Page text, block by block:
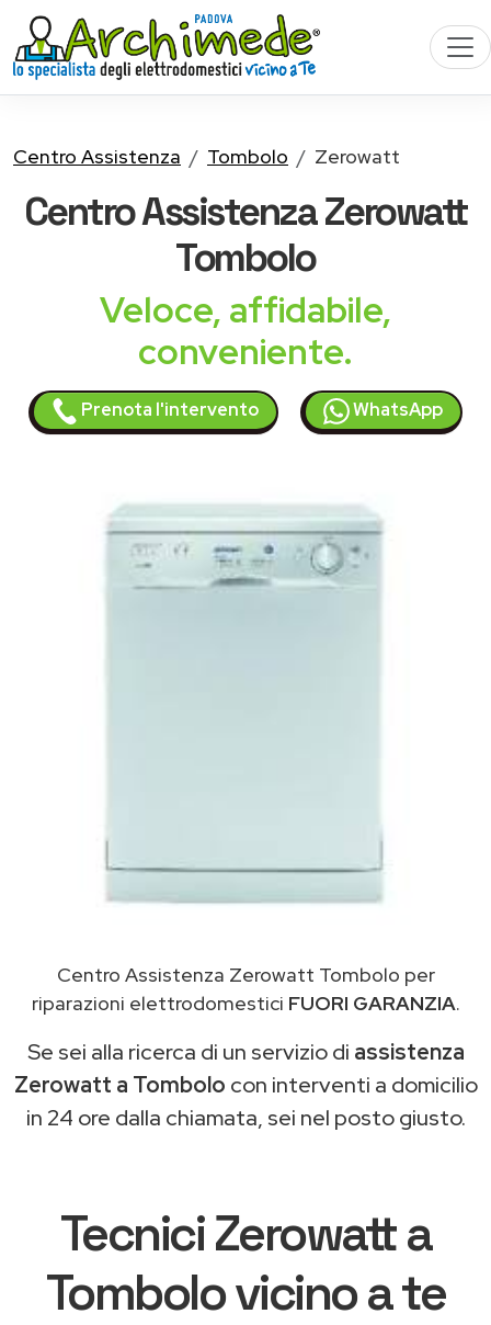
Centro Assistenza Tombolo Zerowatt
Centro AssistenzaZerowatt
Tombolo
Veloce, affidabile,
conveniente.
Prenota l'intervento WhatsApp
Centro Assistenza Zerowatt Tombolo per
riparazioni elettrodomestici FUORI GARANZIA.
Se sei alla ricerca di un servizio di assistenza
Zerowatt a Tombolo con interventi a domicilio
in 24 ore dalla chiamata, sei nel posto giusto.
Tecnici Zerowatt a
Tombolo vicino a te